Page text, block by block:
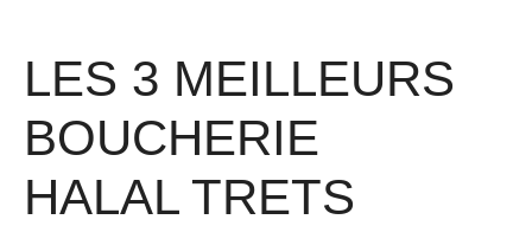
LES 3 MEILLEURS
BOUCHERIE
HALAL TRETS